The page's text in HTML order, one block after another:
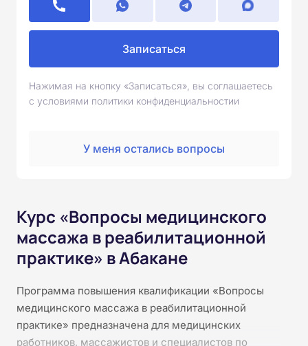
Записаться
Нажимая на кнопку «Записаться», вы соглашаетесь
с условиями политики конфиденциальностии
У меня остались вопросы
Курс «Вопросы медицинского
массажа в реабилитационной
практике» в Абакане
Программа повышения квалификации «Вопросы
медицинского массажа в реабилитационной
практике» предназначена для медицинских
работников, массажистов и специалистов по